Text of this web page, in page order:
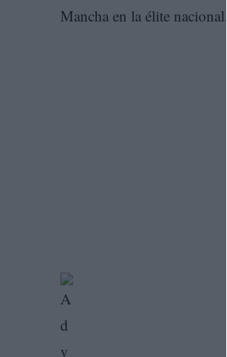
Mancha en la élite nacional.